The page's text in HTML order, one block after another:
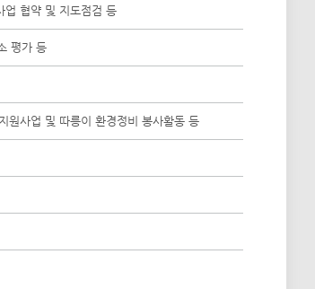
업 협약 및 지도점검 등
평가 등
원사업 및 따릉이 환경정비 봉사활동 등